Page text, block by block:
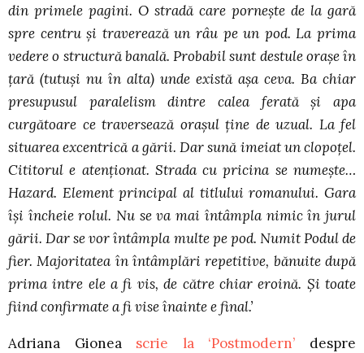
din primele pagini. O stradă care porneşte de la gară
spre centru şi traverează un râu pe un pod. La prima
vedere o structură banală. Probabil sunt destule oraşe în
ţară (tutuşi nu în alta) unde există aşa ceva. Ba chiar
presupusul paralelism dintre calea ferată şi apa
curgătoare ce traversează oraşul ţine de uzual. La fel
situarea excentrică a gării. Dar sună imeiat un clopoţel.
Cititorul e atenţionat. Strada cu pricina se numeşte…
Hazard. Element principal al titlului romanului. Gara
îşi încheie rolul. Nu se va mai întâmpla nimic în jurul
gării. Dar se vor întâmpla multe pe pod. Numit Podul de
fier. Majoritatea în întâmplări repetitive, bănuite după
prima intre ele a fi vis, de către chiar eroină. Şi toate
fiind confirmate a fi vise înainte e final.’
Adriana Gionea scrie la ‘Postmodern’ despre